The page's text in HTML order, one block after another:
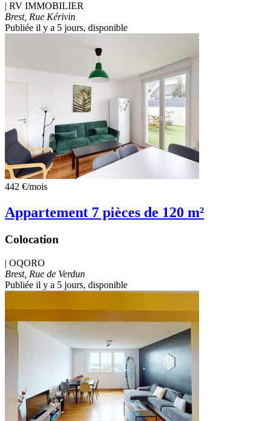
| RV IMMOBILIER
Brest, Rue Kérivin
Publiée il y a 5 jours, disponible
442 €/mois
Appartement 7 pièces de 120 m²
Colocation
| OQORO
Brest, Rue de Verdun
Publiée il y a 5 jours, disponible